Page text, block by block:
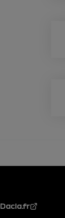
Dacia.fr